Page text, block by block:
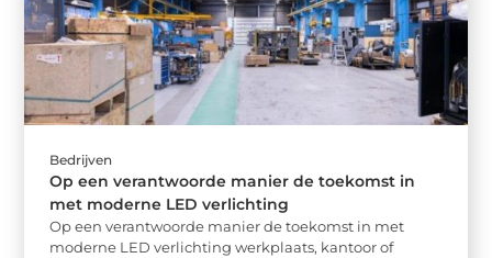
Bedrijven
Op een verantwoorde manier de toekomst in
met moderne LED verlichting
Op een verantwoorde manier de toekomst in met
moderne LED verlichting werkplaats, kantoor of